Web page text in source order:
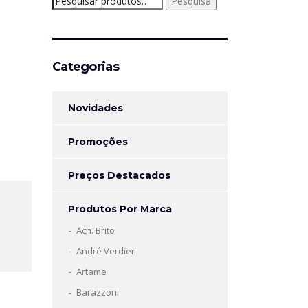
por:
Categorias
Novidades
Promoções
Preços Destacados
Produtos Por Marca
Ach. Brito
André Verdier
Artame
Barazzoni